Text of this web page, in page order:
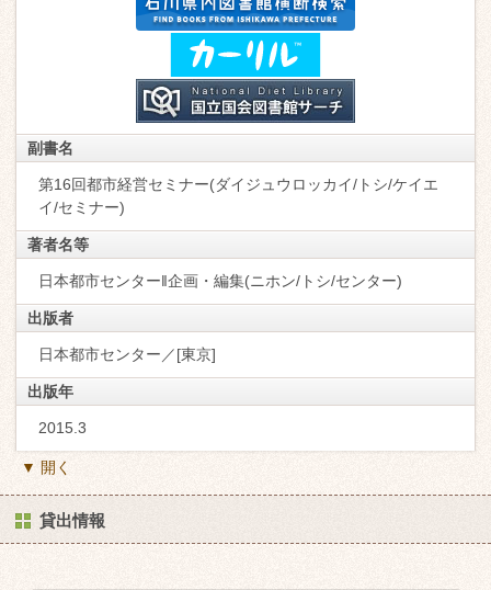
副書名
第16回都市経営セミナー(ダイジュウロッカイ/トシ/ケイエ
イ/セミナー)
著者名等
日本都市センター‖企画・編集(ニホン/トシ/センター)
出版者
日本都市センター／[東京]
出版年
2015.3
▼ 開く
貸出情報